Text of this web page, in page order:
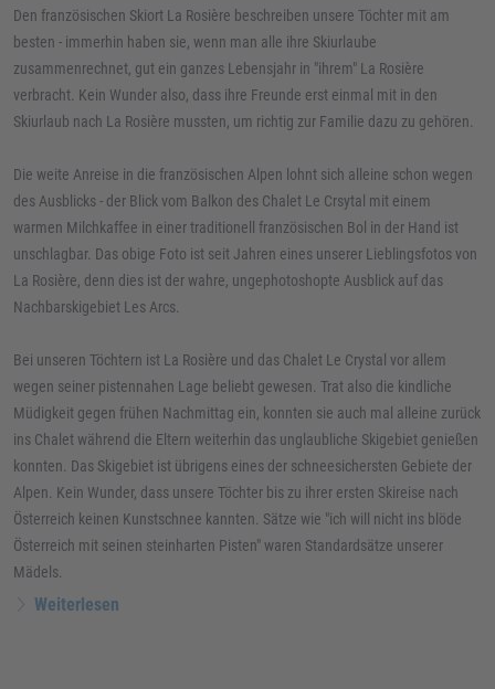
Den französischen Skiort La Rosière beschreiben unsere Töchter mit am
besten - immerhin haben sie, wenn man alle ihre Skiurlaube
zusammenrechnet, gut ein ganzes Lebensjahr in "ihrem" La Rosière
verbracht. Kein Wunder also, dass ihre Freunde erst einmal mit in den
Skiurlaub nach La Rosière mussten, um richtig zur Familie dazu zu gehören.
Die weite Anreise in die französischen Alpen lohnt sich alleine schon wegen
des Ausblicks - der Blick vom Balkon des Chalet Le Crsytal mit einem
warmen Milchkaffee in einer traditionell französischen Bol in der Hand ist
unschlagbar. Das obige Foto ist seit Jahren eines unserer Lieblingsfotos von
La Rosière, denn dies ist der wahre, ungephotoshopte Ausblick auf das
Nachbarskigebiet Les Arcs.
Bei unseren Töchtern ist La Rosière und das Chalet Le Crystal vor allem
wegen seiner pistennahen Lage beliebt gewesen. Trat also die kindliche
Müdigkeit gegen frühen Nachmittag ein, konnten sie auch mal alleine zurück
ins Chalet während die Eltern weiterhin das unglaubliche Skigebiet genießen
konnten. Das Skigebiet ist übrigens eines der schneesichersten Gebiete der
Alpen. Kein Wunder, dass unsere Töchter bis zu ihrer ersten Skireise nach
Österreich keinen Kunstschnee kannten. Sätze wie "ich will nicht ins blöde
Österreich mit seinen steinharten Pisten" waren Standardsätze unserer
Mädels.
Weiterlesen